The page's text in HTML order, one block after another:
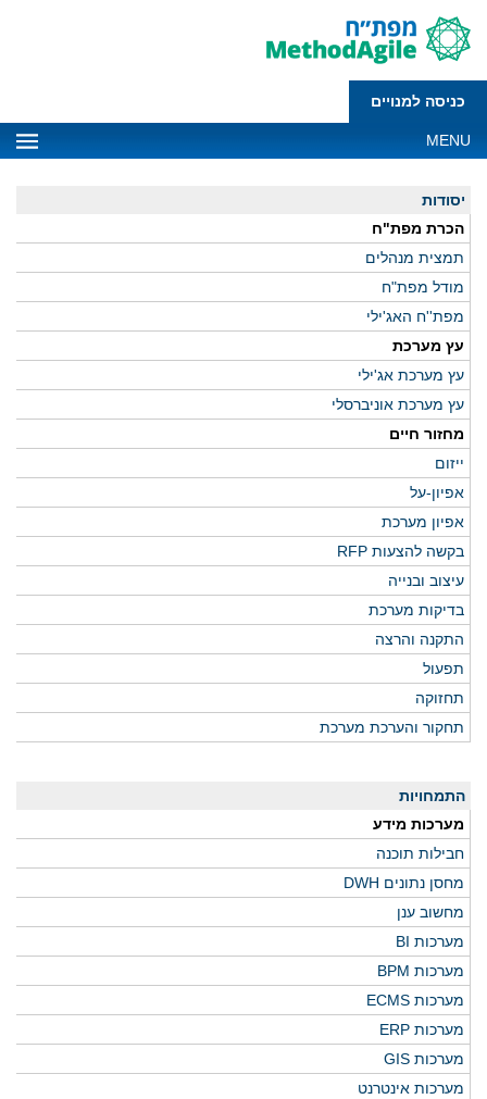
כניסה למנויים
MENU
יסודות
הכרת מפת"ח
תמצית מנהלים
מודל מפת"ח
מפת''ח האג'ילי
עץ מערכת
עץ מערכת אג'ילי
עץ מערכת אוניברסלי
מחזור חיים
ייזום
אפיון-על
אפיון מערכת
בקשה להצעות RFP
עיצוב ובנייה
בדיקות מערכת
התקנה והרצה
תפעול
תחזוקה
תחקור והערכת מערכת
התמחויות
מערכות מידע
חבילות תוכנה
מחסן נתונים DWH
מחשוב ענן
מערכות BI
מערכות BPM
מערכות ECMS
מערכות ERP
מערכות GIS
מערכות אינטרנט